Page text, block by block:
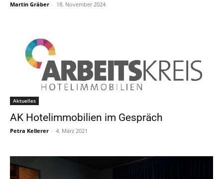
Martin Gräber - 18. November 2024
Aktuelles
AK Hotelimmobilien im Gespräch
Petra Kellerer - 4. März 2021